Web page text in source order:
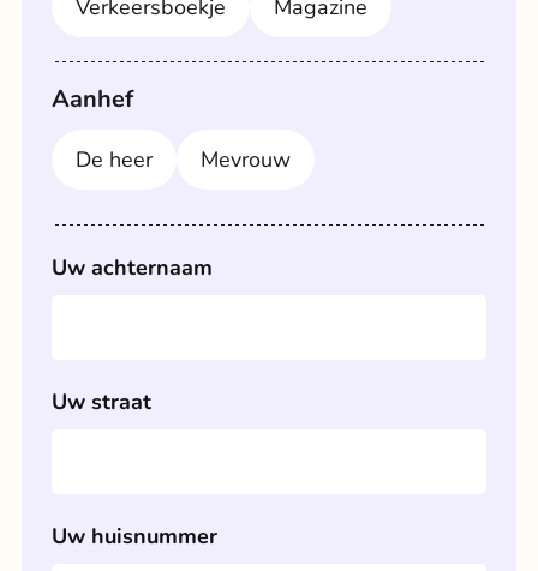
Verkeersboekje Magazine
Aanhef
De heer Mevrouw
Uw achternaam
Uw straat
Uw huisnummer